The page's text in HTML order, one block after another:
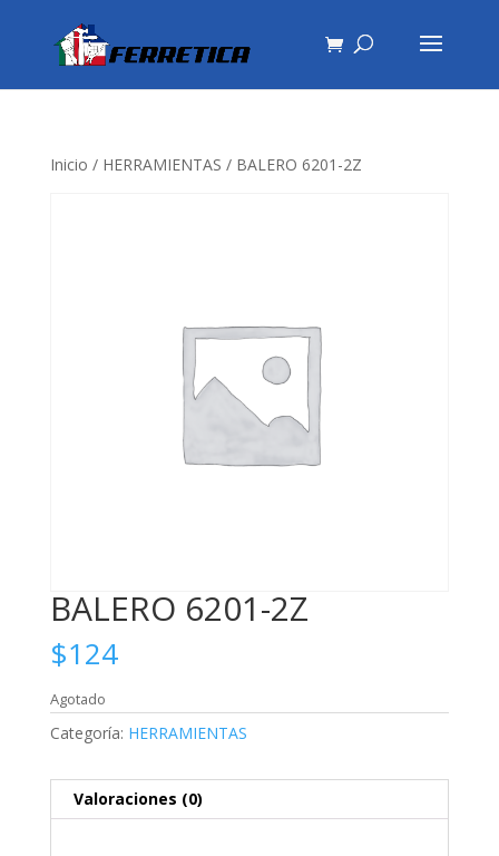
Inicio / HERRAMIENTAS / BALERO 6201-2Z
BALERO 6201-2Z
$124
Agotado
Categoría: HERRAMIENTAS
Valoraciones (0)